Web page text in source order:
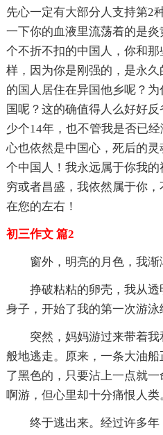
先心一定有大部分人支持第2
一下你的血液里流荡着的是
个不折不扣的中国人，你和
样，因为你是刚强的，是永
的国人居住在异国他乡呢？
国呢？这的确值得人么好好
少个14年，也不管我是否已
心也依然是中国心，死后的
个中国人！我永远属于你我
穷或者昌盛，我依然属于你
在您的左右！
初三作文 篇2
窗外，明亮的月色，我
挣破粘粘的卵壳，我从
身子，开始了我的第一次游泳
突然，妈妈游过来带着
般地逃走。原来，一条大油
了黑色的，只要沾上一点就
啊游，但心里却十分痛恨人类
终于逃出来。经过许多